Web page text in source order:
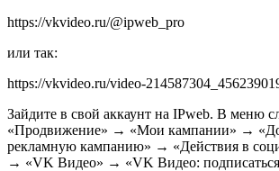
https://vkvideo.ru/@ipweb_pro
или так:
https://vkvideo.ru/video-
Зайдите в свой аккаунт на IPweb. В меню
«Продвижение» → «Мои кампании» →
рекламную кампанию» → «Действия в
→ «VK Видео» → «VK Видео: